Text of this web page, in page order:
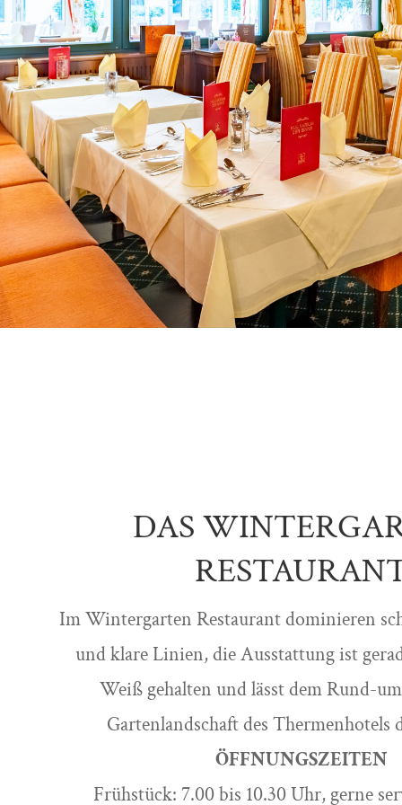
DAS
Im Wintergarten Restaurant dominieren
und klare Linien, die Ausstattung ist
Weiß gehalten und lässt dem Rund-
Gartenlandschaft des Thermenhotels
ÖFFNUNGSZEITEN
Frühstück: 7.00 bis 10.30 Uhr, gerne